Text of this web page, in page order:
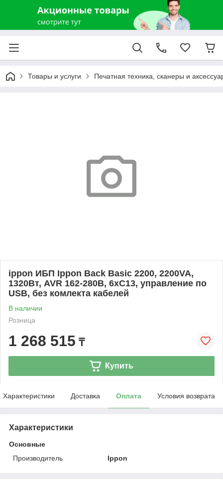
Товары и услуги Печатная техника, сканеры и
ippon ИБП Ippon Back Basic 2200, 2200VA,
1320Вт, AVR 162-280В, 6хС13, управление по
USB, без комлекта кабелей
В наличии
Розница
1 268 515 ₸
Купить
Характеристики Доставка Оплата Условия возврата
Характеристики
Основные
Производитель
Ippon